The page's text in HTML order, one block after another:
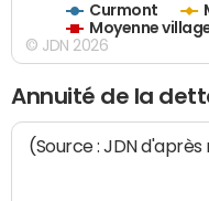
Curmont
Moyenne
© JDN 2026
Annuité de la
(Source : JDN